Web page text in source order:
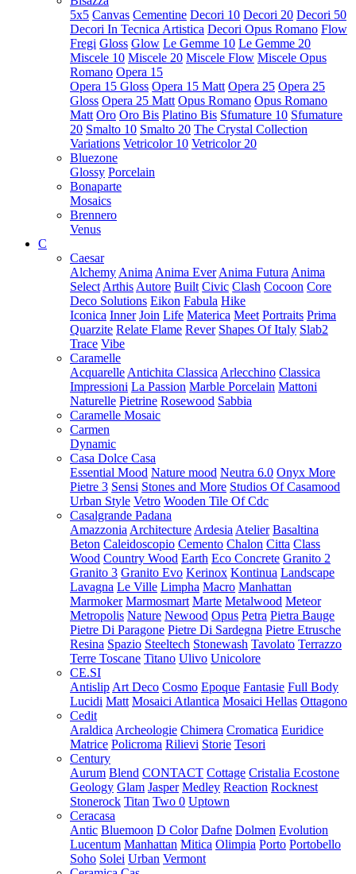
5x5 Canvas Cementine Decori 10 Decori 20 Decori 50
Decori In Tecnica Artistica Decori Opus Romano Flow
Fregi Gloss Glow Le Gemme 10 Le Gemme 20
Miscele 10 Miscele 20 Miscele Flow Miscele Opus
Romano Opera 15
Opera 15 Gloss Opera 15 Matt Opera 25 Opera 25
Gloss Opera 25 Matt Opus Romano Opus Romano
Matt Oro Oro Bis Platino Bis Sfumature 10 Sfumature
20 Smalto 10 Smalto 20 The Crystal Collection
Variations Vetricolor 10 Vetricolor 20
Bluezone
Glossy Porcelain
Bonaparte
Mosaics
Brennero
Venus
C
Caesar
Alchemy Anima Anima Ever Anima Futura Anima
Select Arthis Autore Built Civic Clash Cocoon Core
Deco Solutions Eikon Fabula Hike
Iconica Inner Join Life Materica Meet Portraits Prima
Quarzite Relate Flame Rever Shapes Of Italy Slab2
Trace Vibe
Caramelle
Acquarelle Antichita Classica Arlecchino Classica
Impressioni La Passion Marble Porcelain Mattoni
Naturelle Pietrine Rosewood Sabbia
Caramelle Mosaic
Carmen
Dynamic
Casa Dolce Casa
Essential Mood Nature mood Neutra 6.0 Onyx More
Pietre 3 Sensi Stones and More Studios Of Casamood
Urban Style Vetro Wooden Tile Of Cdc
Casalgrande Padana
Amazzonia Architecture Ardesia Atelier Basaltina
Beton Caleidoscopio Cemento Chalon Citta Class
Wood Country Wood Earth Eco Concrete Granito 2
Granito 3 Granito Evo Kerinox Kontinua Landscape
Lavagna Le Ville Limpha Macro Manhattan
Marmoker Marmosmart Marte Metalwood Meteor
Metropolis Nature Newood Opus Petra Pietra Bauge
Pietre Di Paragone Pietre Di Sardegna Pietre Etrusche
Resina Spazio Steeltech Stonewash Tavolato Terrazzo
Terre Toscane Titano Ulivo Unicolore
CE.SI
Antislip Art Deco Cosmo Epoque Fantasie Full Body
Lucidi Matt Mosaici Atlantica Mosaici Hellas Ottagono
Cedit
Araldica Archeologie Chimera Cromatica Euridice
Matrice Policroma Rilievi Storie Tesori
Century
Aurum Blend CONTACT Cottage Cristalia Ecostone
Geology Glam Jasper Medley Reaction Rocknest
Stonerock Titan Two 0 Uptown
Ceracasa
Antic Bluemoon D Color Dafne Dolmen Evolution
Lucentum Manhattan Mitica Olimpia Porto Portobello
Soho Solei Urban Vermont